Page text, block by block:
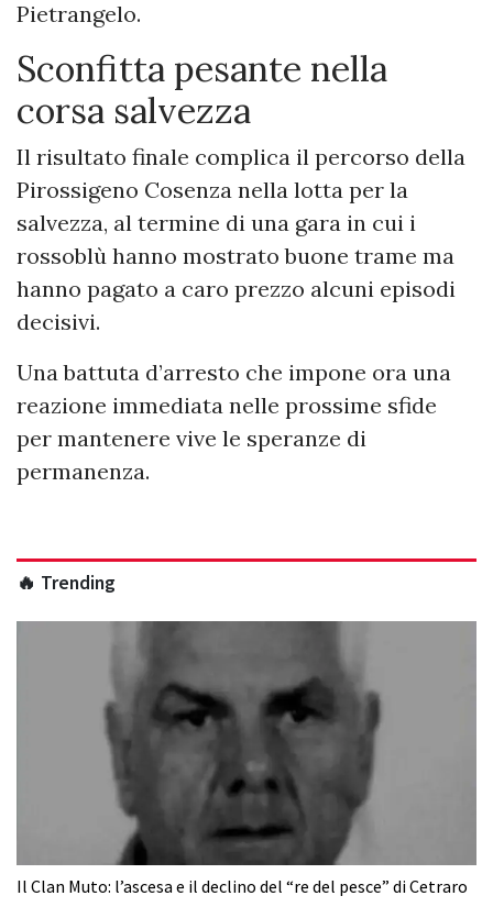
Pietrangelo.
Sconfitta pesante nella
corsa salvezza
Il risultato finale complica il percorso della
Pirossigeno Cosenza nella lotta per la
salvezza, al termine di una gara in cui i
rossoblù hanno mostrato buone trame ma
hanno pagato a caro prezzo alcuni episodi
decisivi.
Una battuta d’arresto che impone ora una
reazione immediata nelle prossime sfide
per mantenere vive le speranze di
permanenza.
🔥 Trending
Il Clan Muto: l’ascesa e il declino del “re del pesce” di Cetraro